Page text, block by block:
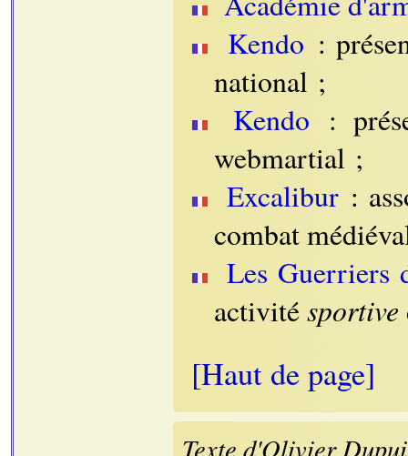
Kendo :
national ;
Kendo :
webmartial ;
Excalibur:
combat
Les Guerriers
activitésportive
[Haut de page]
Texte d'Olivier